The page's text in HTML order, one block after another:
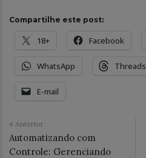
Compartilhe este post:
18+ Facebook
WhatsApp Threads
E-mail
Anterior
Automatizando com
Controle: Gerenciando